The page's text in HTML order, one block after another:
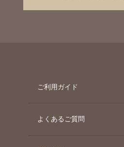
ご利用ガイド
よくあるご質問